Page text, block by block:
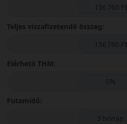
156 760 Ft
Teljes viszafizetendő összeg:
156 760 Ft
Elérhető THM:
0%
Futamidő:
3 hónap